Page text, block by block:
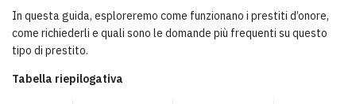
In questa guida, esploreremo come funzionano i prestiti d’onore,
come richiederli e quali sono le domande più frequenti su questo
tipo di prestito.
Tabella riepilogativa